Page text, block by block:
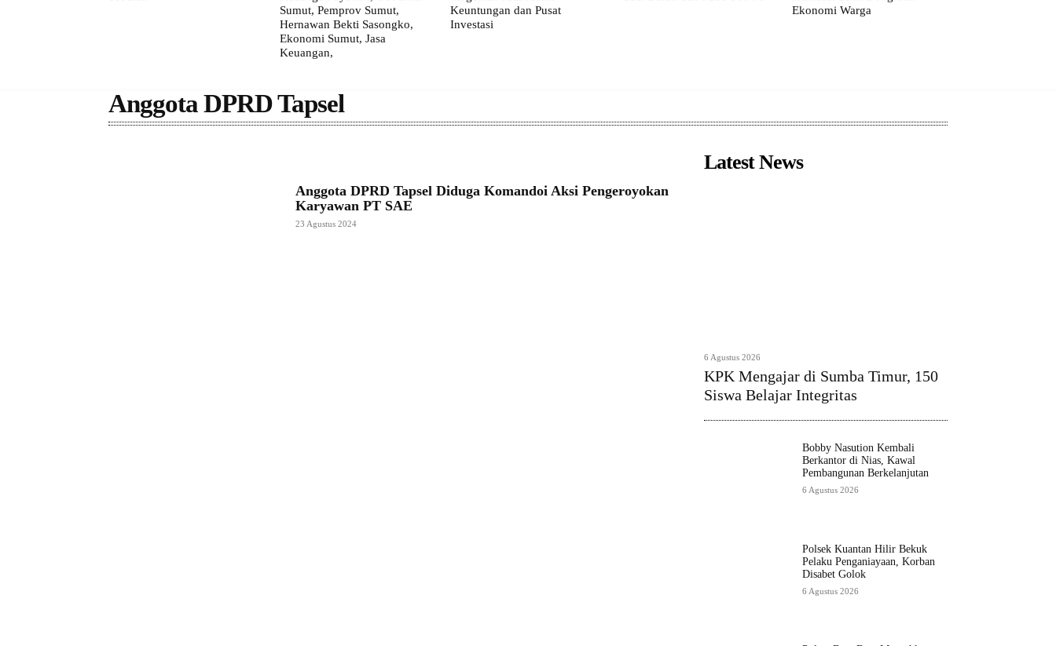
Sumut, Pemprov Sumut,
Hernawan Bekti Sasongko,
Ekonomi Sumut, Jasa
Keuangan,
Keuntungan dan Pusat
Investasi
Ekonomi Warga
Anggota DPRD Tapsel
Anggota DPRD Tapsel Diduga Komandoi Aksi Pengeroyokan
Karyawan PT SAE
23 Agustus 2024
Latest News
6 Agustus 2026
KPK Mengajar di Sumba Timur, 150
Siswa Belajar Integritas
Bobby Nasution Kembali
Berkantor di Nias, Kawal
Pembangunan Berkelanjutan
6 Agustus 2026
Polsek Kuantan Hilir Bekuk
Pelaku Penganiayaan, Korban
Disabet Golok
6 Agustus 2026